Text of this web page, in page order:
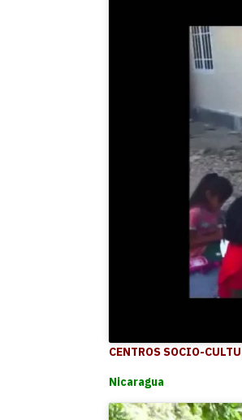
CENTROS SOCIO-
Nicaragua